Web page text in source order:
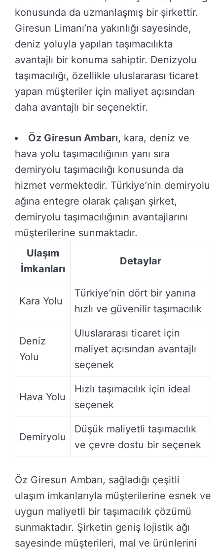
konusunda da uzmanlaşmış bir şirkettir.
Giresun Limanı’na yakınlığı sayesinde,
deniz yoluyla yapılan taşımacılıkta
avantajlı bir konuma sahiptir. Denizyolu
taşımacılığı, özellikle uluslararası ticaret
yapan müşteriler için maliyet açısından
daha avantajlı bir seçenektir.
Öz Giresun Ambarı, kara, deniz ve
hava yolu taşımacılığının yanı sıra
demiryolu taşımacılığı konusunda da
hizmet vermektedir. Türkiye’nin demiryolu
ağına entegre olarak çalışan şirket,
demiryolu taşımacılığının avantajlarını
müşterilerine sunmaktadır.
Ulaşım
İmkanları
Detaylar
Kara Yolu
Türkiye’nin dört bir yanına
hızlı ve güvenilir taşımacılık
Deniz
Yolu
Uluslararası ticaret için
maliyet açısından avantajlı
seçenek
Hava Yolu
Hızlı taşımacılık için ideal
seçenek
Demiryolu
Düşük maliyetli taşımacılık
ve çevre dostu bir seçenek
Öz Giresun Ambarı, sağladığı çeşitli
ulaşım imkanlarıyla müşterilerine esnek ve
uygun maliyetli bir taşımacılık çözümü
sunmaktadır. Şirketin geniş lojistik ağı
sayesinde müşterileri, mal ve ürünlerini